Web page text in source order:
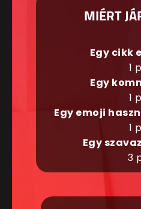
MIÉRT
Egy cikk
1
Egy
1
Egy emoji
1
Egy
3